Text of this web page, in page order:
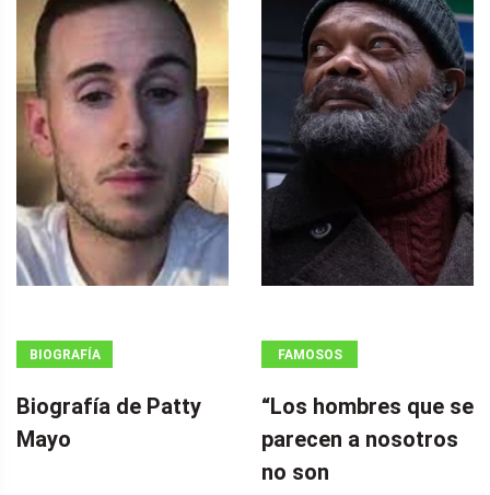
BIOGRAFÍA
Biografía de Patty
Mayo
FAMOSOS
“Los hombres que se
parecen a nosotros
no son